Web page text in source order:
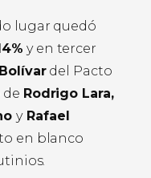
lugar quedó
y en tercer
del Pacto
de Rodrigo Lara,
yRafael
en blanco